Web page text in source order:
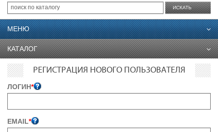
ИСКАТЬ
МЕНЮ
КАТАЛОГ
РЕГИСТРАЦИЯ НОВОГО ПОЛЬЗОВАТЕЛЯ
ЛОГИН*
EMAIL*